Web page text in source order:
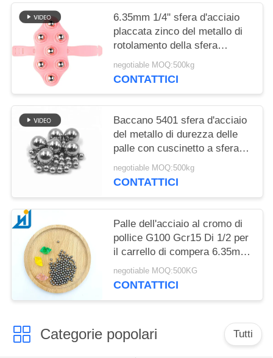
6.35mm 1/4" sfera d'acciaio
placcata zinco del metallo di
rotolamento della sfera
d'acciaio di massaggio del
carbonio
negotiable MOQ:500kg
CONTATTICI
Baccano 5401 sfera d'acciaio
del metallo di durezza delle
palle con cuscinetto a sfera di
acciaio al cromo alta 15mm
20mm G16
negotiable MOQ:500kg
CONTATTICI
Palle dell'acciaio al cromo di
pollice G100 Gcr15 Di 1/2 per
il carrello di compera 6.35mm
12.7mm
negotiable MOQ:500KG
CONTATTICI
Categorie popolari Tutti